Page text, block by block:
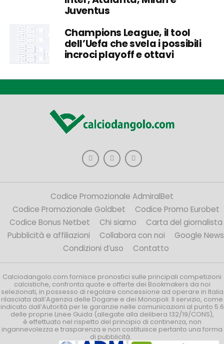
Juventus
Champions League, il tool
dell’Uefa che svela i possibili
incroci playoff e ottavi
Codice Promozionale AdmiralBet
Codice Promozionale Goldbet
Codice Promo Eurobet
Codice Bonus Netbet
Chi siamo
Carta del giornalista
Pubblicità e affiliazioni
Collabora con noi
Google News
Condizioni d’uso
Contatto
Calciodangolo.com fornisce pronostici sulle principali competizioni
calcistiche, confronta quote e offerte dei Bookmakers da noi
selezionati, in possesso di regolare concessione ad operare in Italia
rilasciata dall’Agenzia delle Dogane e dei Monopoli. Il servizio, come
indicato dall’Autorità per le garanzie nelle comunicazioni al punto 5.6
delle proprie Linee Guida (allegate alla delibera 132/19/CONS),
è effettuato nel rispetto del principio di continenza, non
ingannevolezza e trasparenza e non costituisce pertanto una forma
di pubblicità.